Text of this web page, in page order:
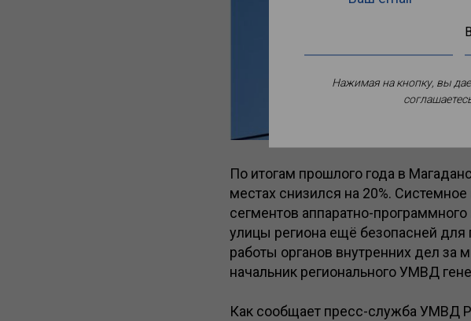
По итогам прошлого года в
местах снизился на 20%.
сегментов аппаратно-
улицы региона ещё безопасней для
работы органов внутренних дел
начальник регионального УМВД
Как сообщает пресс-служба УМВД
Нажимая на кнопку, вы